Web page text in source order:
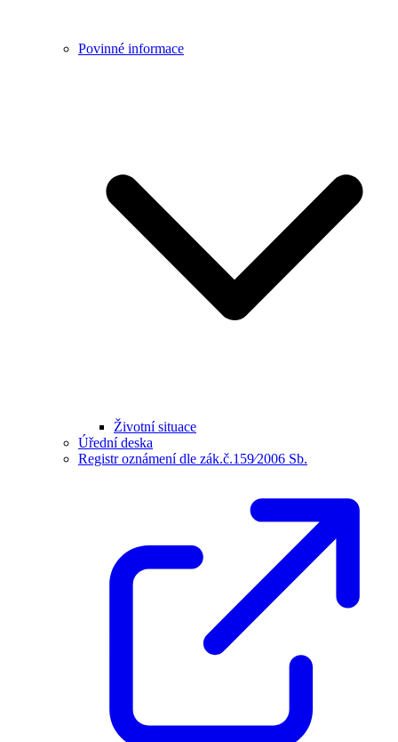
Povinné informace
Životní situace
Úřední deska
Registr oznámení dle zák.č.159⁄2006 Sb.